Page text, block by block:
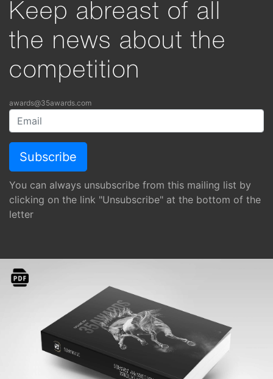
Keep abreast of all
the news about the
competition
awards@35awards.com
You can always unsubscribe from this mailing list by
clicking on the link "Unsubscribe" at the bottom of the
letter